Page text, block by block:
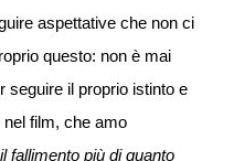
aspettative che non ci
questo: non è mai
seguire il proprio istinto e
nel film, che amo
fallimento più di quanto